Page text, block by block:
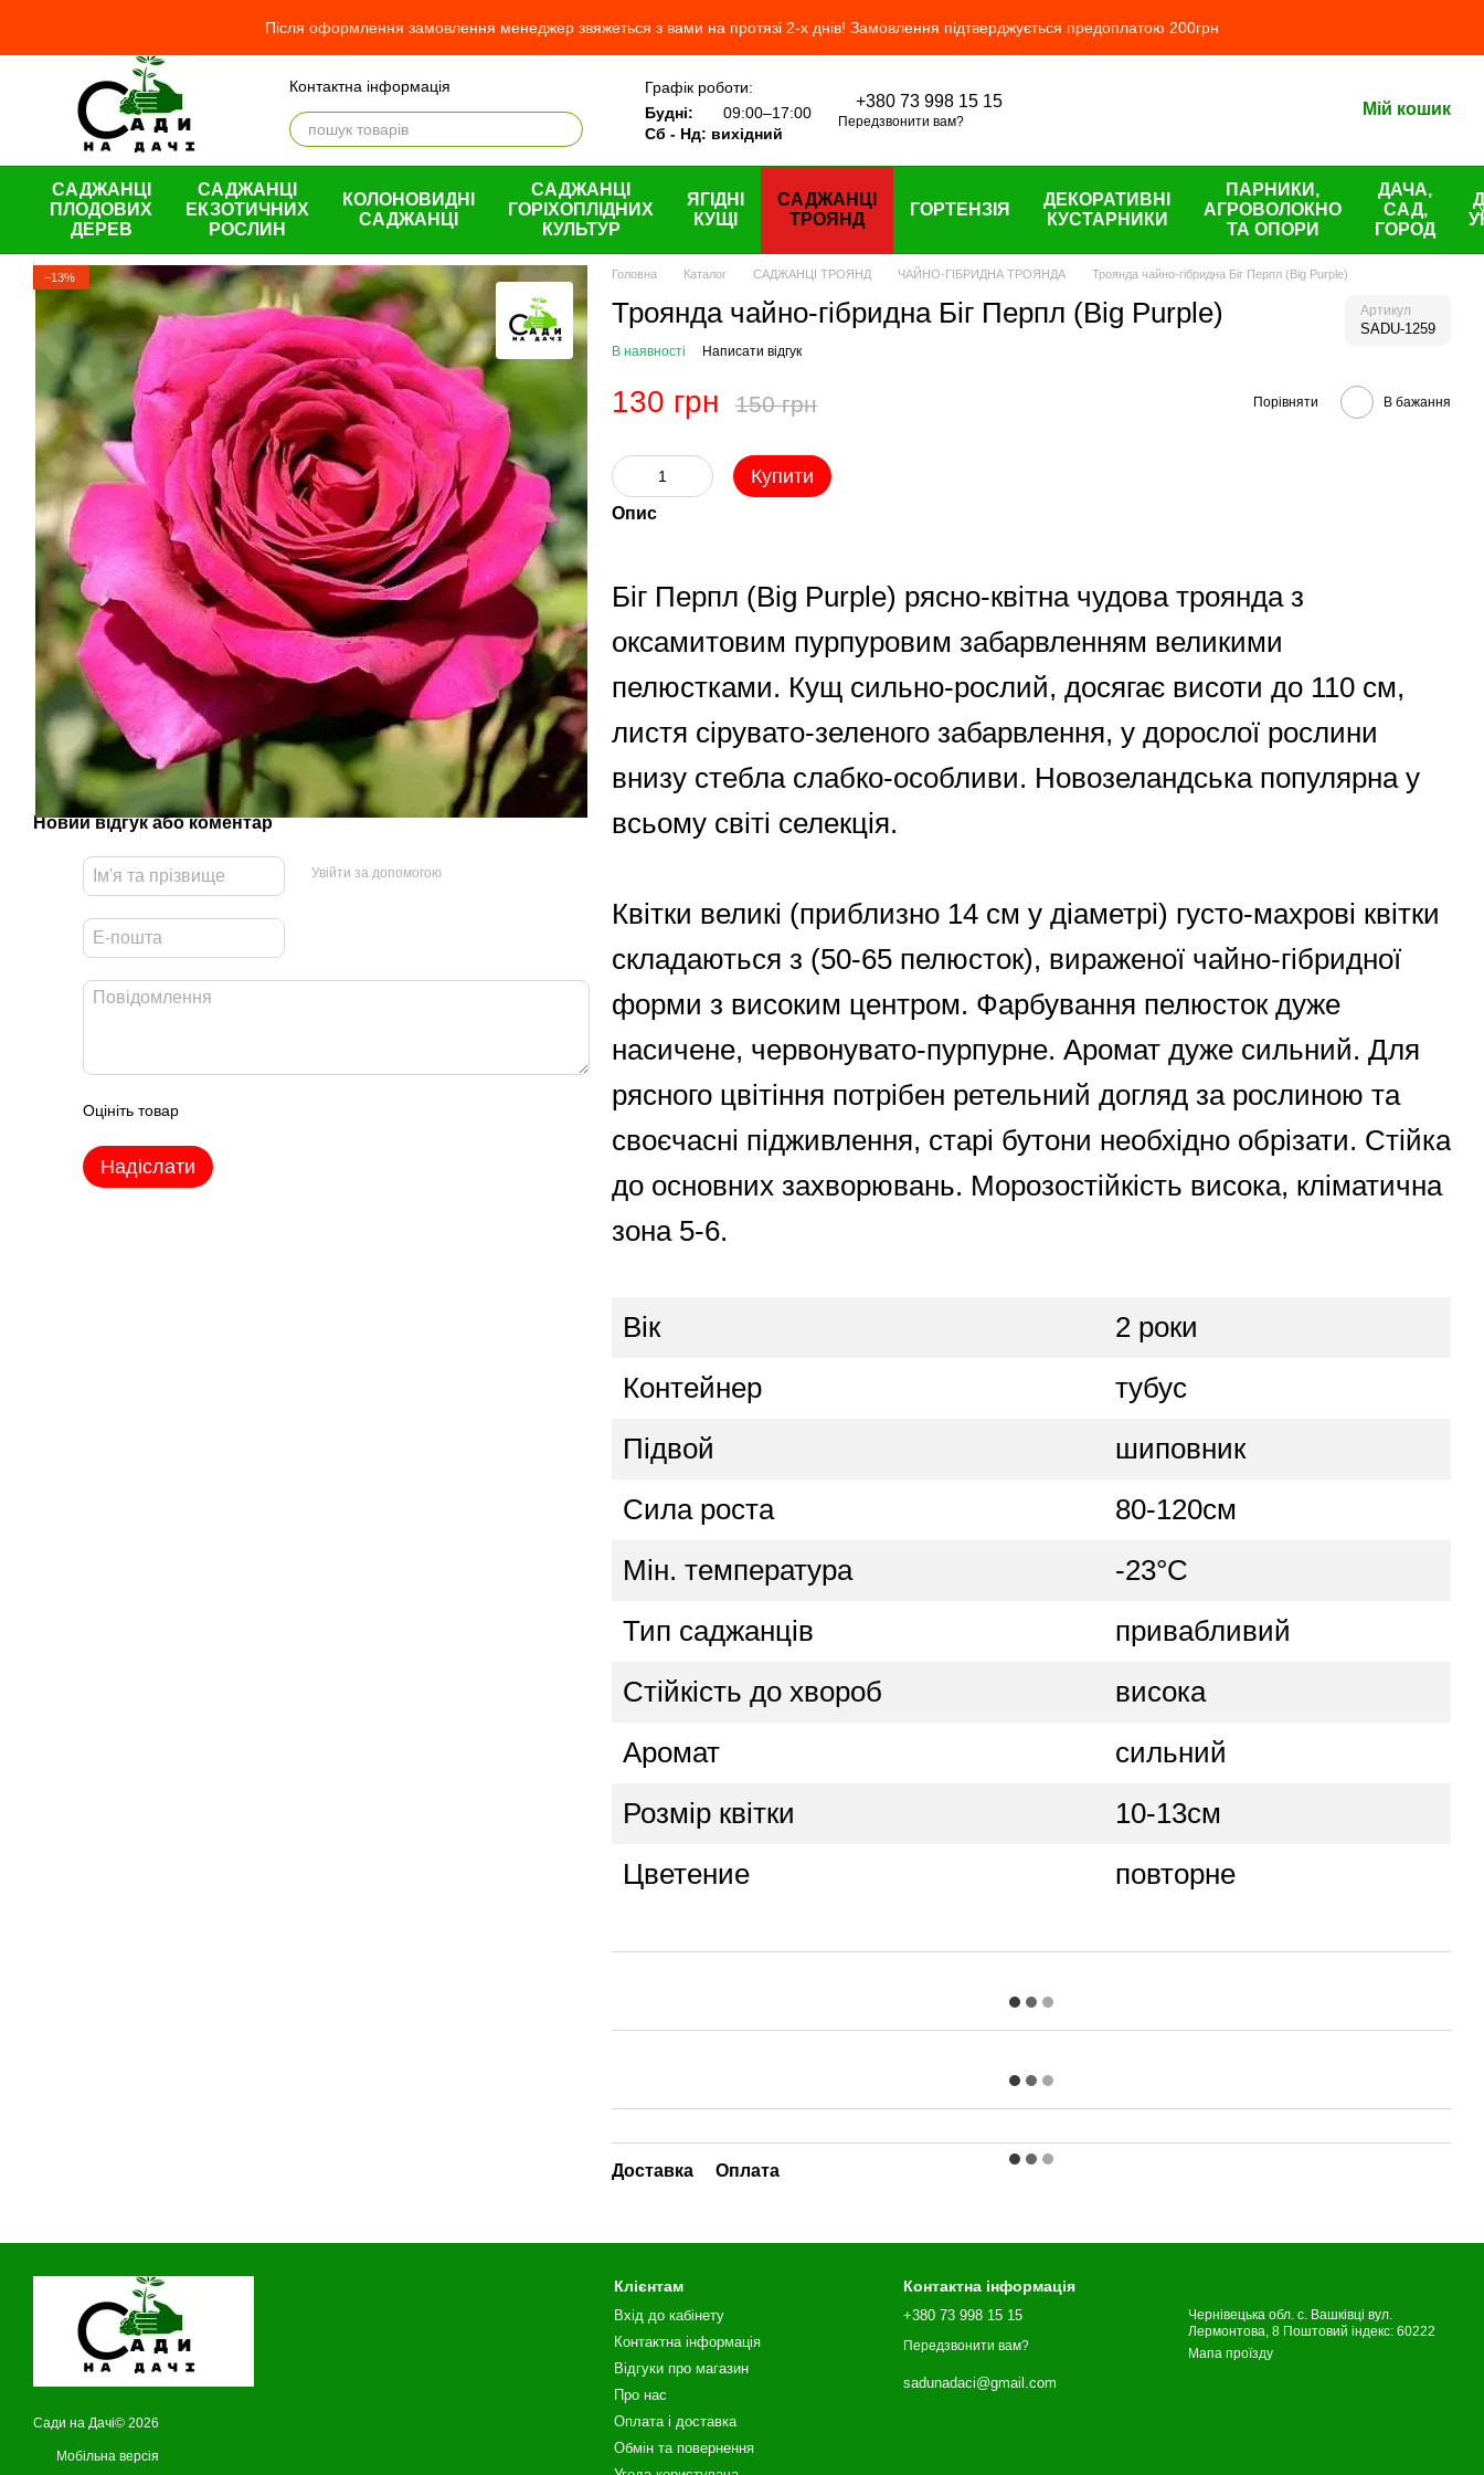
Після оформлення замовлення менеджер звяжеться з вами на протязі 2-х днів! Замовлення підтверджується предоплатою 200грн
Контактна інформація
Відгуки про магазин
Про нас
Оплата і доставка
Графік роботи:
Будні:
09:00–17:00
Сб - Нд: вихідний
+380 73 998 15 15
Передзвонити вам?
Мій кошик
САДЖАНЦІ
ПЛОДОВИХ
ДЕРЕВ
САДЖАНЦІ
ЕКЗОТИЧНИХ
РОСЛИН
КОЛОНОВИДНІ
САДЖАНЦІ
САДЖАНЦІ
ГОРІХОПЛІДНИХ
КУЛЬТУР
ЯГІДНІ
КУЩІ
САДЖАНЦІ
ТРОЯНД
ГОРТЕНЗІЯ
ДЕКОРАТИВНІ
КУСТАРНИКИ
ПАРНИКИ,
АГРОВОЛОКНО
ТА ОПОРИ
ДАЧА,
САД,
ГОРОД
−13%
Новий відгук або коментар
Увійти за допомогою
Оцініть товар
Надіслати
Головна Каталог САДЖАНЦІ ТРОЯНД ЧАЙНО-ГІБРИДНА ТРОЯНДА Троянда чайно-гібридна Біг Перпл (Big Purple)
Троянда чайно-гібридна Біг Перпл (Big Purple) Артикул
SADU-1259
В наявності Написати відгук
130 грн 150 грн Порівняти В бажання
Купити
Опис
Біг Перпл (Big Purple) рясно-квітна чудова троянда з
оксамитовим пурпуровим забарвленням великими
пелюстками. Кущ сильно-рослий, досягає висоти до 110 см,
листя сірувато-зеленого забарвлення, у дорослої рослини
внизу стебла слабко-особливи. Новозеландська популярна у
всьому світі селекція.
Квітки великі (приблизно 14 см у діаметрі) густо-махрові квітки
складаються з (50-65 пелюсток), вираженої чайно-гібридної
форми з високим центром. Фарбування пелюсток дуже
насичене, червонувато-пурпурне. Аромат дуже сильний. Для
рясного цвітіння потрібен ретельний догляд за рослиною та
своєчасні підживлення, старі бутони необхідно обрізати. Стійка
до основних захворювань. Морозостійкість висока, кліматична
зона 5-6.
Вік
2 роки
Контейнер
тубус
Підвой
шиповник
Сила роста
80-120см
Мін. температура
-23°C
Тип саджанців
привабливий
Стійкість до хвороб
висока
Аромат
сильний
Розмір квітки
10-13см
Цветение
повторне
Доставка Оплата
Сади на Дачі© 2026
Мобільна версія
Клієнтам
Вхід до кабінету
Контактна інформація
Відгуки про магазин
Про нас
Оплата і доставка
Обмін та повернення
Контактна інформація
+380 73 998 15 15
Передзвонити вам?
sadunadaci@gmail.com
Чернівецька обл. с. Вашківці вул.
Лермонтова, 8 Поштовий індекс: 60222
Мапа проїзду